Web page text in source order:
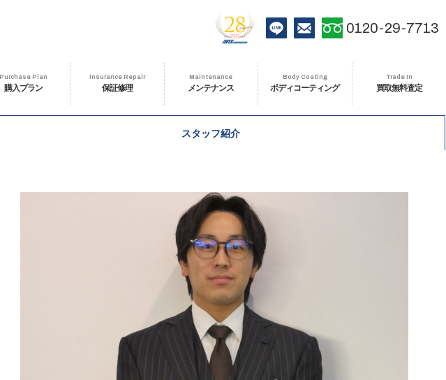
おかげさまで創業28周年
LINE お問い合わせ0120-29-7713
Purchase Plan
購入プラン
Insurance Repair
保証修理
Maintenance
メンテナンス
Body Coating
ボディコーティング
Trade In
買取無料査定
スタッフ紹介